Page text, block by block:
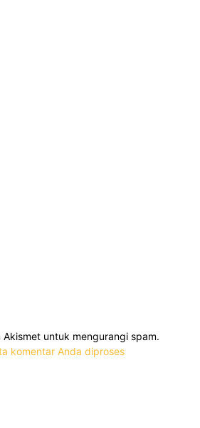
untuk mengurangi spam.
komentar Anda diproses